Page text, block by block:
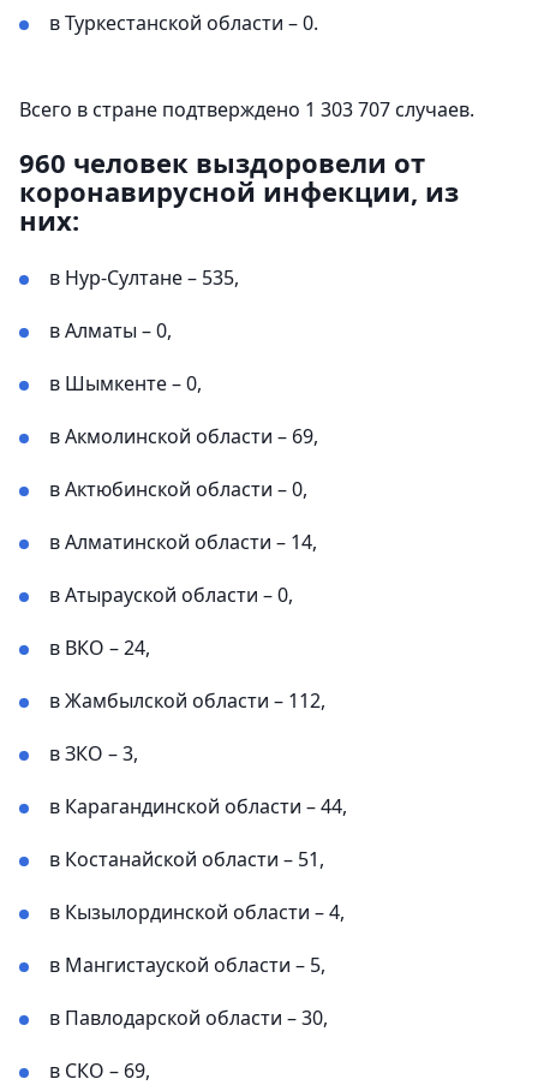
в Туркестанской области – 0.
Всего в стране подтверждено 1 303 707 случаев.
960 человек выздоровели от
коронавирусной инфекции, из
них:
в Нур-Султане – 535,
в Алматы – 0,
в Шымкенте – 0,
в Акмолинской области – 69,
в Актюбинской области – 0,
в Алматинской области – 14,
в Атырауской области – 0,
в ВКО – 24,
в Жамбылской области – 112,
в ЗКО – 3,
в Карагандинской области – 44,
в Костанайской области – 51,
в Кызылординской области – 4,
в Мангистауской области – 5,
в Павлодарской области – 30,
в СКО – 69,